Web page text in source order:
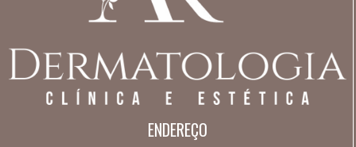
INTENSA PULSADA?
ENDEREÇO